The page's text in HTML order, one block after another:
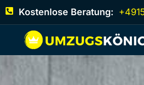
Kostenlose Beratung: